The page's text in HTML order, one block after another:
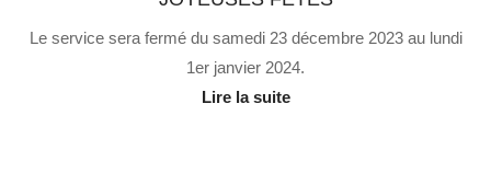
Le service sera fermé du samedi 23 décembre 2023 au lundi
1er janvier 2024.
Lire la suite